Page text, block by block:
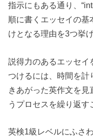
指示にもある通り、
順に書くエッセイの
けとなる理由を3つ挙
説得力のあるエッセイ
つけるには、時間を計
きあがった英作文を
うプロセスを繰り返す
英検1級レベルにふさ